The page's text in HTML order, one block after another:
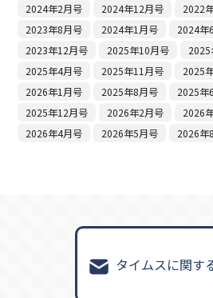
2024年2月号
2024年12月号 2022
2023年8月号
2024年1月号 2024年
2023年12月号
2025年10月号
2025年4月号
2025年11月号 2025
2026年1月号
2025年8月号 2025年
2025年12月号
2026年2月号 2026
2026年4月号
2026年5月号 2026年
タイムスに関す